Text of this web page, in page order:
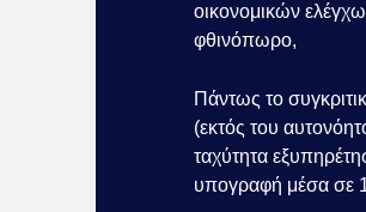
οικονομικών
φθινόπωρο,
Πάντως το
(εκτός του
ταχύτητα
υπογραφή μέσα σε